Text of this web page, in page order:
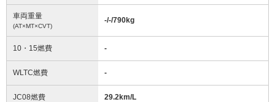
車両重量
(AT×MT×CVT)
-/-/790kg
10・15燃費 -
WLTC燃費 -
JC08燃費 29.2km/L